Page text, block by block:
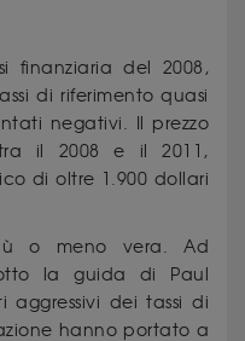
finanziaria del 2008,
di riferimento quasi
negativi. Il prezzo
il 2008 e il 2011,
di oltre 1.900 dollari
o meno vera. Ad
la guida di Paul
aggressivi dei tassi di
hanno portato a